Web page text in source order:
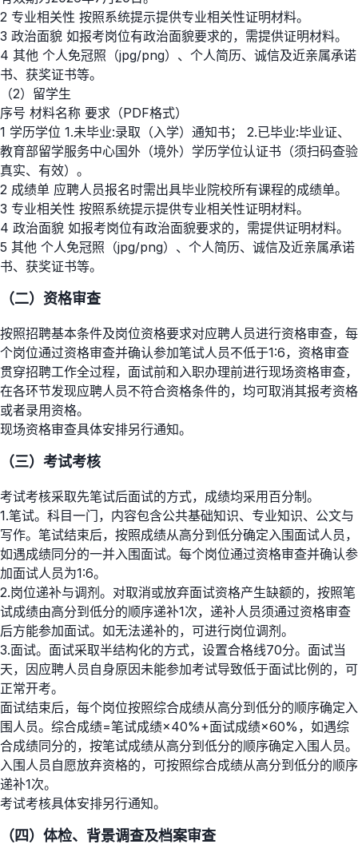
2 专业相关性 按照系统提示提供专业相关性证明材料。
3 政治面貌 如报考岗位有政治面貌要求的，需提供证明材料。
4 其他 个人免冠照（jpg/png）、个人简历、诚信及近亲属承诺
书、获奖证书等。
（2）留学生
序号 材料名称 要求（PDF格式）
1 学历学位 1.未毕业:录取（入学）通知书； 2.已毕业:毕业证、
教育部留学服务中心国外（境外）学历学位认证书（须扫码查验
真实、有效）。
2 成绩单 应聘人员报名时需出具毕业院校所有课程的成绩单。
3 专业相关性 按照系统提示提供专业相关性证明材料。
4 政治面貌 如报考岗位有政治面貌要求的，需提供证明材料。
5 其他 个人免冠照（jpg/png）、个人简历、诚信及近亲属承诺
书、获奖证书等。
（二）资格审查
按照招聘基本条件及岗位资格要求对应聘人员进行资格审查，每
个岗位通过资格审查并确认参加笔试人员不低于1:6，资格审查
贯穿招聘工作全过程，面试前和入职办理前进行现场资格审查，
在各环节发现应聘人员不符合资格条件的，均可取消其报考资格
或者录用资格。
现场资格审查具体安排另行通知。
（三）考试考核
考试考核采取先笔试后面试的方式，成绩均采用百分制。
1.笔试。科目一门，内容包含公共基础知识、专业知识、公文与
写作。笔试结束后，按照成绩从高分到低分确定入围面试人员，
如遇成绩同分的一并入围面试。每个岗位通过资格审查并确认参
加面试人员为1:6。
2.岗位递补与调剂。对取消或放弃面试资格产生缺额的，按照笔
试成绩由高分到低分的顺序递补1次，递补人员须通过资格审查
后方能参加面试。如无法递补的，可进行岗位调剂。
3.面试。面试采取半结构化的方式，设置合格线70分。面试当
天，因应聘人员自身原因未能参加考试导致低于面试比例的，可
正常开考。
面试结束后，每个岗位按照综合成绩从高分到低分的顺序确定入
围人员。综合成绩=笔试成绩×40%+面试成绩×60%，如遇综
合成绩同分的，按笔试成绩从高分到低分的顺序确定入围人员。
入围人员自愿放弃资格的，可按照综合成绩从高分到低分的顺序
递补1次。
考试考核具体安排另行通知。
（四）体检、背景调查及档案审查